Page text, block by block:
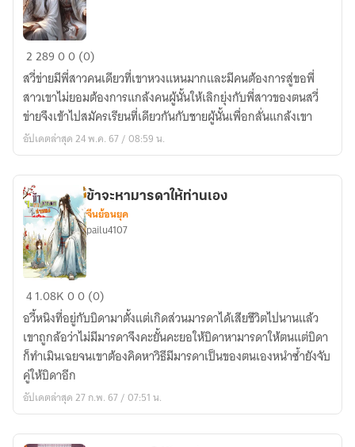
ข้า
เผลอ
รัก
น้อง
ชาย
คู่
228900 (0)
สวี่ข่ายมีพี่สาวคนเดียวที่เขาหวงแหนมากและมีคนต้องการสู่ขอพี่
สาวเขาไม่ยอมต้องการแกล้งคนผู้นั้นให้เลิกยุ่งกับพี่สาวของตนสวี่
ข่ายจึงเข้าไปสมัครเรียนที่เดียวกันกับชายผู้นั้นเพื่อกลั่นแกล้งเขา
อัปเดตล่าสุด 24 พ.ค. 67 / 08:59 น.
ข้า
จะ
หา
มารดา
ให้
ท่าน
เอง
ข้าจะหามารดาให้ท่านเอง
จีนย้อนยุค
pailu4107
41.08K00 (0)
อวี้หนิงที่อยู่กับบิดามาตั้งแต่เกิดส่วนมารดาได้เสียชีวิตไปนานแล้ว
เขาถูกล้อว่าไม่มีมารดาจึงคะยั้นคะยอให้บิดาหามารดาให้ตนแต่บิดา
ก็ทำเมินเฉยจนเขาต้องคิดหาวิธีมีมารดาเป็นของตนเองหนำซ้ำยังจับ
คู่ให้บิดาอีก
อัปเดตล่าสุด 27 ก.พ. 67 / 07:51 น.